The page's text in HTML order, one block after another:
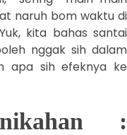
naruh bom waktu di
kita bahas santai
nggak sih dalam
apa sih efeknya ke
: